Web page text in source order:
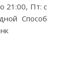
21:00, Пт: с
Способ